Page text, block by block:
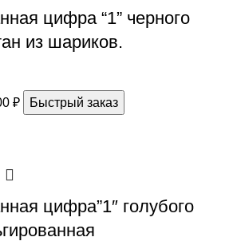
цифра “1” черного
из шариков.
₽
Быстрый заказ
цифра”1″ голубого